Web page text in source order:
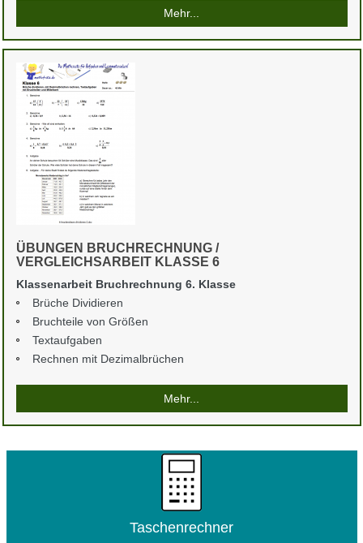
Mehr...
ÜBUNGEN BRUCHRECHNUNG /
VERGLEICHSARBEIT KLASSE 6
Klassenarbeit Bruchrechnung 6. Klasse
Brüche Dividieren
Bruchteile von Größen
Textaufgaben
Rechnen mit Dezimalbrüchen
Mehr...
Taschenrechner